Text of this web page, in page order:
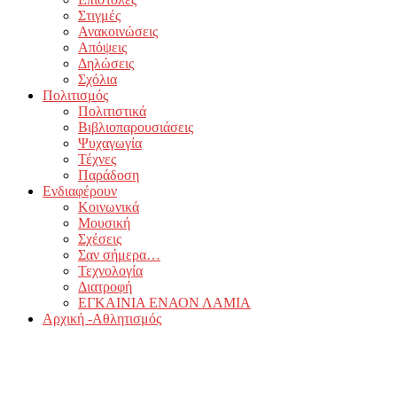
Στιγμές
Ανακοινώσεις
Απόψεις
Δηλώσεις
Σχόλια
Πολιτισμός
Πολιτιστικά
Βιβλιοπαρουσιάσεις
Ψυχαγωγία
Τέχνες
Παράδοση
Ενδιαφέρουν
Κοινωνικά
Μουσική
Σχέσεις
Σαν σήμερα…
Τεχνολογία
Διατροφή
ΕΓΚΑΙΝΙΑ ΕΝΑΟΝ ΛΑΜΙΑ
Αρχική -Αθλητισμός